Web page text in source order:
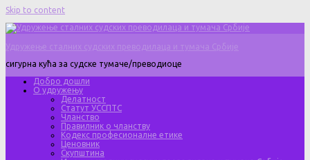
Skip to content
Удружење сталних судских преводилаца и тумача Србије
сигурна кућа за судске тумаче/преводиоце
Добро дошли
О удружењу
Делатност
Статут УССПТС
Чланство
Правилник о чланству
Кодекс професионалне етике
Ценовник
Скупштина